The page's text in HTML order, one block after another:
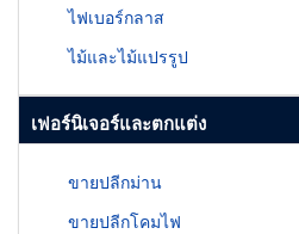
ไฟเบอร์กลาส
ไม้และไม้แปรรูป
เฟอร์นิเจอร์และตกแต่ง
ขายปลีกม่าน
ขายปลีกโคมไฟ